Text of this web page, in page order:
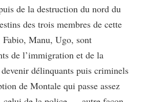
de la destruction du nord du
des trois membres de cette
Manu, Ugo, sont
de l’immigration et de la
délinquants puis criminels
de Montale qui passe assez